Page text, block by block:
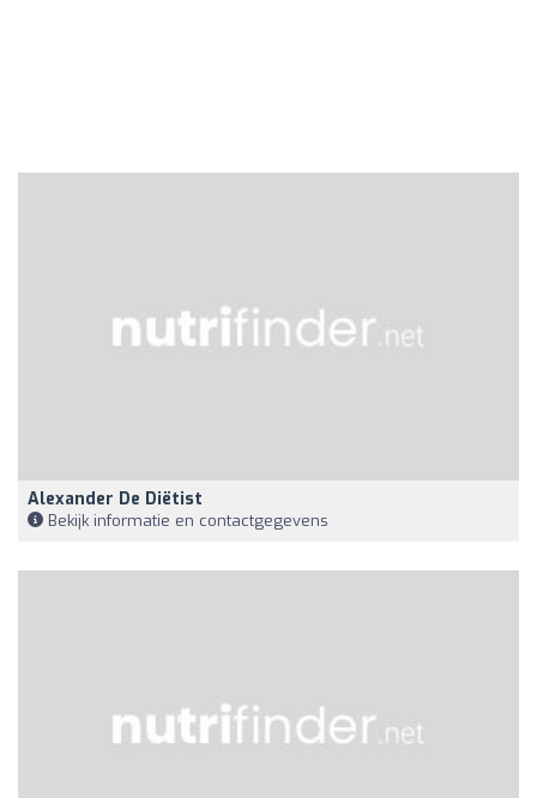
Alexander De Diëtist
Bekijk informatie en contactgegevens